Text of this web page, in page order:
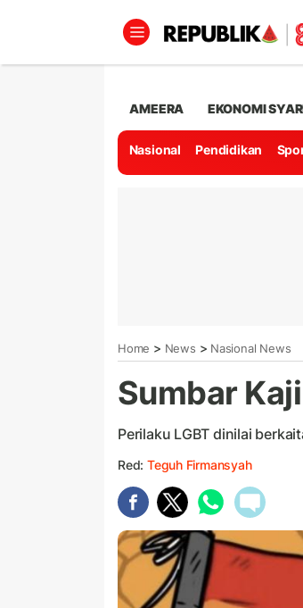
AMEERA EKONOMI
Nasional Pendidikan
Home > News > Nasional News
Sumbar
Perilaku LGBT dinilai
Red: Teguh Firmansyah